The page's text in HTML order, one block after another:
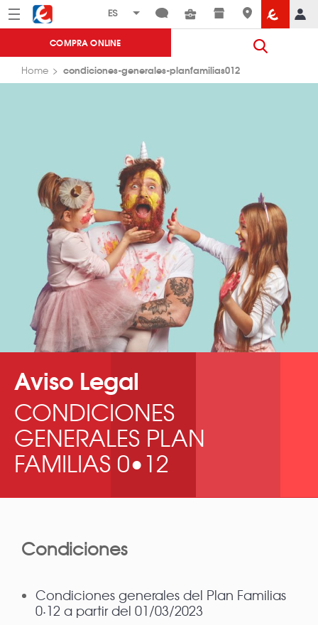
Menú Eroski
COMPRA ONLINE
Home condiciones-generales-planfamilias012
Aviso Legal
CONDICIONES
GENERALES PLAN
FAMILIAS 0•12
Condiciones
Condiciones generales del Plan Familias
0·12 a partir del 01/03/2023